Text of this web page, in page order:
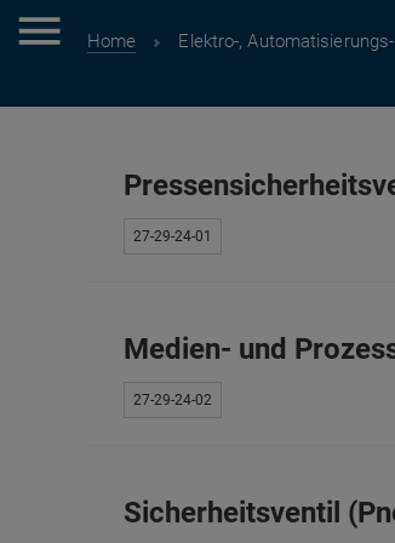
Home Elektro-,
27-29-24-01
Medien- und
27-29-24-02
Sicherheitsventil